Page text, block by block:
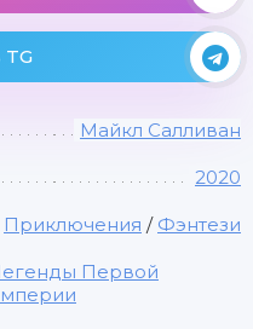
TG
Майкл Салливан
2020
Приключения / Фэнтези
Первой